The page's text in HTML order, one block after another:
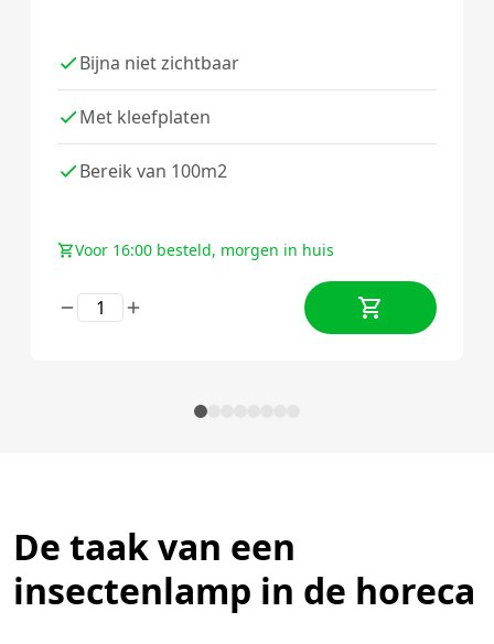
Bijna niet zichtbaar
Met kleefplaten
Bereik van 100m2
Voor 16:00 besteld, morgen in huis
De taak van een
insectenlamp in de horeca